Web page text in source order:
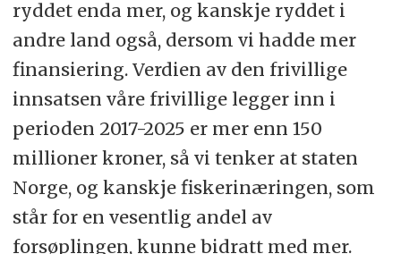
ryddet enda mer, og kanskje ryddet i
andre land også, dersom vi hadde mer
finansiering. Verdien av den frivillige
innsatsen våre frivillige legger inn i
perioden 2017-2025 er mer enn 150
millioner kroner, så vi tenker at staten
Norge, og kanskje fiskerinæringen, som
står for en vesentlig andel av
forsøplingen, kunne bidratt med mer.